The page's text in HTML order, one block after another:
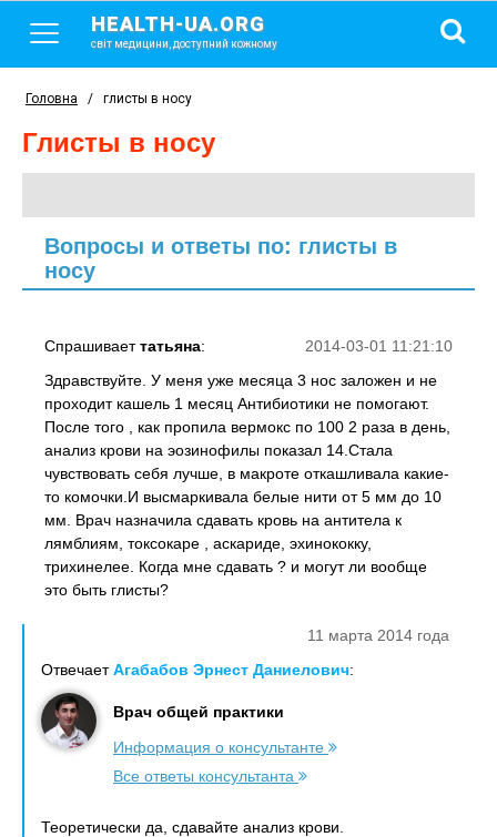
HEALTH-UA.ORG
світ медицини, доступний кожному
Головна / глисты в носу
глисты в носу
Вопросы и ответы по: глисты в
носу
2014-03-01 11:21:10
Спрашиваеттатьяна:
Здравствуйте. У меня уже месяца 3 нос заложен и не
проходит кашель 1 месяц Антибиотики не помогают.
После того , как пропила вермокс по 100 2 раза в день,
анализ крови на эозинофилы показал 14.Стала
чувствовать себя лучше, в макроте откашливала какие-
то комочки.И высмаркивала белые нити от 5 мм до 10
мм. Врач назначила сдавать кровь на антитела к
лямблиям, токсокаре , аскариде, эхинококку,
трихинелее. Когда мне сдавать ? и могут ли вообще
это быть глисты?
11 марта 2014 года
ОтвечаетАгабабов Эрнест Даниелович:
Врач общей практики
Информация о консультанте
Все ответы консультанта
Теоретически да, сдавайте анализ крови.